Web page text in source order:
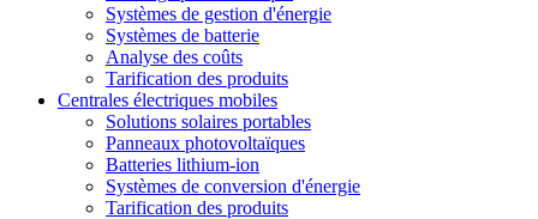
Systèmes de gestion d'énergie
Systèmes de batterie
Analyse des coûts
Tarification des produits
Centrales électriques mobiles
Solutions solaires portables
Panneaux photovoltaïques
Batteries lithium-ion
Systèmes de conversion d'énergie
Tarification des produits